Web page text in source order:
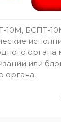
10М, БСПТ-
органа
или
органа.